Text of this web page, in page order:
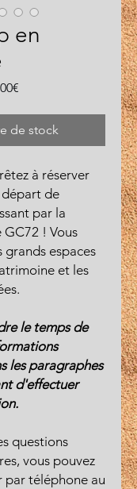
en
de stock
à réserver
de
par la
GC72 ! Vous
grands espaces
et les
le temps de
les paragraphes
d'effectuer
questions
vous pouvez
par téléphone au